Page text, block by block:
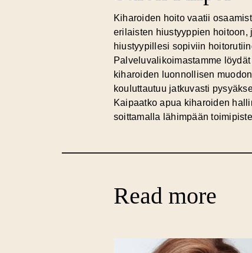
Kiharoiden hoito vaatii
erilaisten hiustyyppien hoitoon,
hiustyypillesi sopiviin
Palveluvalikoimastamme
kiharoiden luonnollisen
kouluttautuu jatkuvasti
Kaipaatko apua kiharoiden
soittamalla lähimpään
Read more